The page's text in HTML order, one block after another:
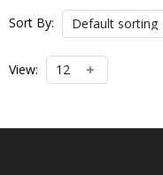
Sort By:
View: